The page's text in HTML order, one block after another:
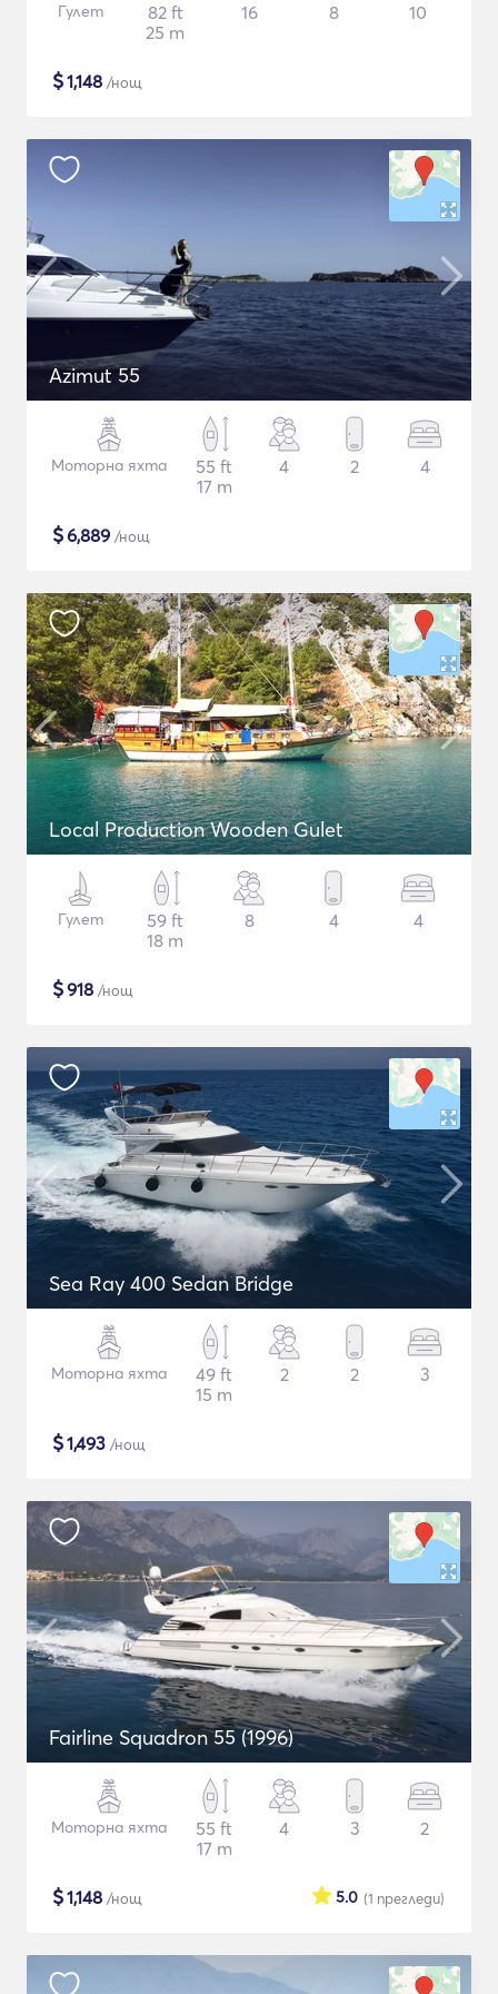
Гулет
82 ft
25 m
16 8 10
$1,148 /нощ
Azimut 55
Моторна яхта
55 ft
17 m
4 2 4
$6,889 /нощ
Local Production Wooden Gulet
Гулет
59 ft
18 m
8 4 4
$918 /нощ
Sea Ray 400 Sedan Bridge
Моторна яхта
49 ft
15 m
2 2 3
$1,493 /нощ
Fairline Squadron 55 (1996)
Моторна яхта
55 ft
17 m
4 3 2
$1,148 /нощ (1 прегледи)
5.0